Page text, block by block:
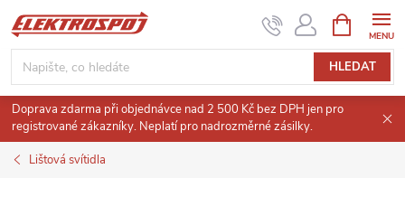
Přejít
na
obsah
HLEDAT
NÁKUPNÍ
KOŠÍK
Doprava zdarma při objednávce nad 2 500 Kč bez DPH jen pro
registrované zákazníky. Neplatí pro nadrozměrné zásilky.
Lištová svítidla